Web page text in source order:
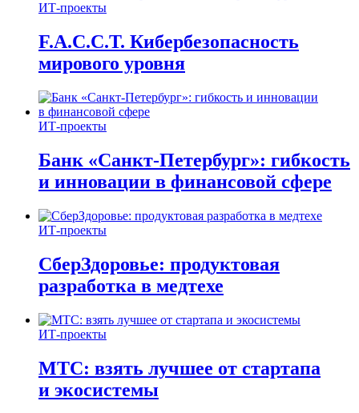
ИТ-проекты
F.A.C.C.T. Кибербезопасность
мирового уровня
ИТ-проекты
Банк «Санкт-Петербург»: гибкость
и инновации в финансовой сфере
ИТ-проекты
СберЗдоровье: продуктовая
разработка в медтехе
ИТ-проекты
МТС: взять лучшее от стартапа
и экосистемы